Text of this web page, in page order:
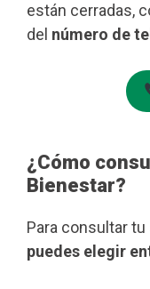
están cerradas,
del número de
¿Cómo
Bienestar?
Para consultar
puedes elegir